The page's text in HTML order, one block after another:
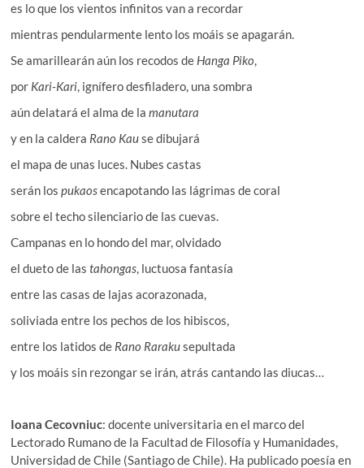
es lo que los vientos infinitos van a recordar
mientras pendularmente lento los moáis se apagarán.
Se amarillearán aún los recodos de Hanga Piko
por Kari-Kari , ignífero desfiladero, una sombra
aún delatará el alma de lamanutara
y en la caldera Rano Kause dibujará
el mapa de unas luces. Nubes castas
serán lospukaosencapotando las lágrimas de coral
sobre el techo silenciario de las cuevas.
Campanas en lo hondo del mar, olvidado
el dueto de lastahongas , luctuosa fantasía
entre las casas de lajas acorazonada,
soliviada entre los pechos de los hibiscos,
entre los latidos de Rano Rarakusepultada
y los moáis sin rezongar se irán, atrás cantando las diucas…
Ioana Cecovniuc: docente universitaria en el marco del
Lectorado Rumano de la Facultad de Filosofía y Humanidades,
Universidad de Chile (Santiago de Chile). Ha publicado poesía en